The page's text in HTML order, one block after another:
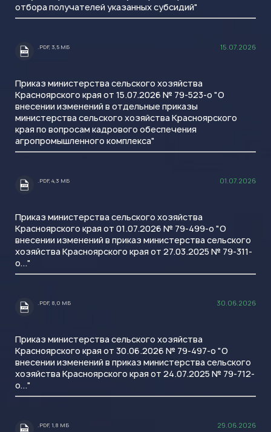
отбора получателей указанных субсидий"
.PDF
.PDF, 3,5 МБ 15.07.2026
Приказ министерства сельского хозяйства
Красноярского края от 15.07.2026 № 79-523-о "О
внесении изменений в отдельные приказы
министерства сельского хозяйства Красноярского
края по вопросам кадрового обеспечения
агропромышленного комплекса"
.PDF
.PDF, 4,3 МБ 01.07.2026
Приказ министерства сельского хозяйства
Красноярского края от 01.07.2026 № 79-499-о "О
внесении изменений в приказ министерства сельского
хозяйства Красноярского края от 27.03.2025 № 79-311-
о..."
.PDF
.PDF, 8,0 МБ 30.06.2026
Приказ министерства сельского хозяйства
Красноярского края от 30.06.2026 № 79-497-о "О
внесении изменений в приказ министерства сельского
хозяйства Красноярского края от 24.07.2025 № 79-712-
о..."
.PDF
.PDF, 1,8 МБ 29.06.2026